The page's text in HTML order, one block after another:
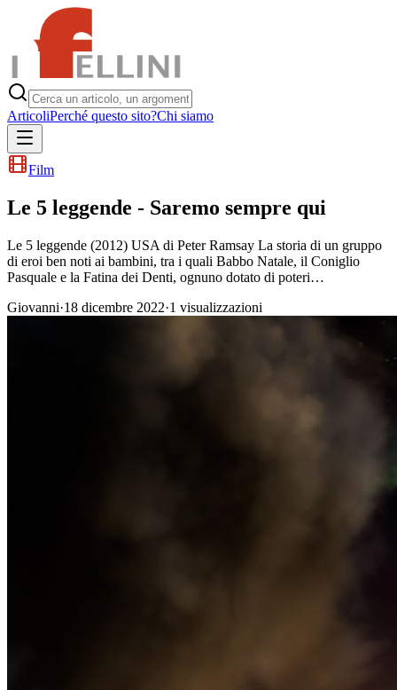
ArticoliPerché questo sito?Chi siamo
Film
Le 5 leggende - Saremo sempre qui
Le 5 leggende (2012) USA di Peter Ramsay La storia di un gruppo
di eroi ben noti ai bambini, tra i quali Babbo Natale, il Coniglio
Pasquale e la Fatina dei Denti, ognuno dotato di poteri…
Giovanni·18 dicembre 2022·1 visualizzazioni